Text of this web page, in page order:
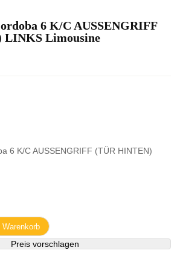
6 K/C AUSSENGRIFF
LINKS Limousine
6 K/C AUSSENGRIFF (TÜR HINTEN)
Warenkorb
Preis vorschlagen